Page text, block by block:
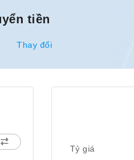
tiền
Thay đổi
Tỷ giá